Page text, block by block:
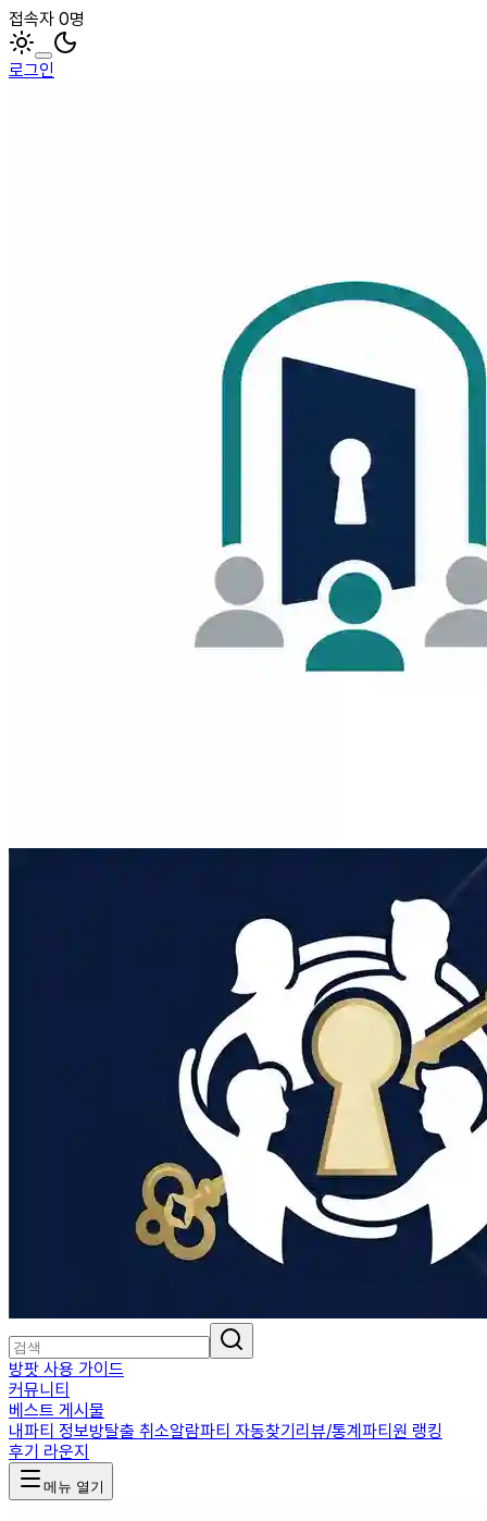
접속자 0명
로그인
방팟 사용 가이드
커뮤니티
베스트 게시물
내파티 정보방탈출 취소알람파티 자동찾기리뷰/통계파티원 랭킹
후기 라운지
메뉴 열기